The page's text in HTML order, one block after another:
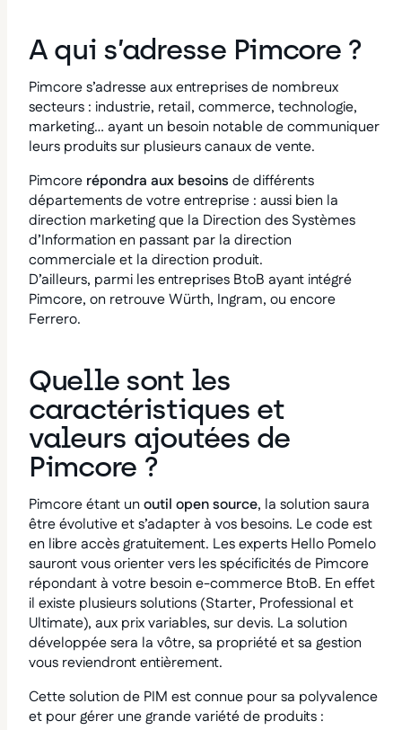
A qui s’adresse Pimcore ?
Pimcore s’adresse aux entreprises de nombreux
secteurs : industrie, retail, commerce, technologie,
marketing… ayant un besoin notable de communiquer
leurs produits sur plusieurs canaux de vente.
Pimcore répondra aux besoins de différents
départements de votre entreprise : aussi bien la
direction marketing que la Direction des Systèmes
d’Information en passant par la direction
commerciale et la direction produit.
D’ailleurs, parmi les entreprises BtoB ayant intégré
Pimcore, on retrouve Würth, Ingram, ou encore
Ferrero.
Quelle sont les
caractéristiques et
valeurs ajoutées de
Pimcore ?
Pimcore étant un outil open source, la solution saura
être évolutive et s’adapter à vos besoins. Le code est
en libre accès gratuitement. Les experts Hello Pomelo
sauront vous orienter vers les spécificités de Pimcore
répondant à votre besoin e-commerce BtoB. En effet
il existe plusieurs solutions (Starter, Professional et
Ultimate), aux prix variables, sur devis. La solution
développée sera la vôtre, sa propriété et sa gestion
vous reviendront entièrement.
Cette solution de PIM est connue pour sa polyvalence
et pour gérer une grande variété de produits :